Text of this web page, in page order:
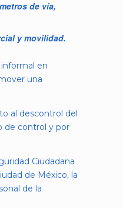
de vía,
y movilidad.
en
una
al descontrol del
de control y por
Ciudadana
de México, la
de la